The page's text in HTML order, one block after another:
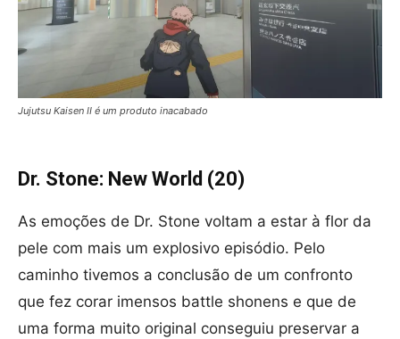
Jujutsu Kaisen II é um produto inacabado
Dr. Stone: New World (20)
As emoções de Dr. Stone voltam a estar à flor da
pele com mais um explosivo episódio. Pelo
caminho tivemos a conclusão de um confronto
que fez corar imensos battle shonens e que de
uma forma muito original conseguiu preservar a